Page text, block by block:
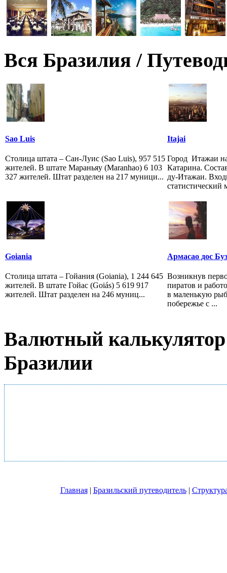
Вся Бразилия /
Sao Luis
Столица штата – Сан-Луис (Sao Luis), 957 515
жителей. В штате Мараньяу (Maranhao) 6 103
327 жителей. Штат разделен на 217 муници...
Itajai
Город Итажаи
Катарина.
ду-Итажаи.
статистический
Goiania
Столица штата – Гойания (Goiania), 1 244 645
жителей. В штате Гойас (Goiás) 5 619 917
жителей. Штат разделен на 246 муниц...
Армасао дос
Возникнув
пиратов и
в маленькую
побережье с ...
Валютный
Бразилии
Главная| Бразильский путеводитель|